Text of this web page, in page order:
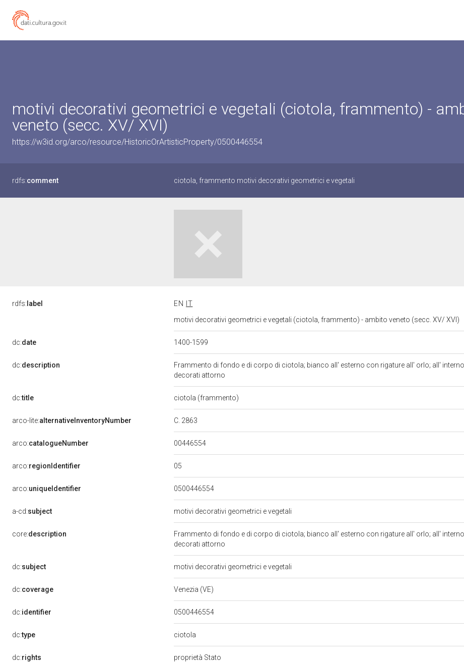
motivi decorativi geometrici e vegetali (ciotola, frammento) -
veneto (secc. XV/ XVI)
https://w3id.org/arco/resource/HistoricOrArtisticProperty/0500446554
rdfs:comment ciotola, frammento motivi decorativi geometrici e vegetali
rdfs: label EN
IT
motivi decorativi geometrici e vegetali (ciotola, frammento) - ambito veneto (secc. XV/ XVI)
dc:date 1400-1599
dc:description
Frammento di fondo e di corpo di ciotola; bianco all' esterno con rigature all' orlo; all'
decorati attorno
dc:title ciotola (frammento)
arco-lite:alternativeInventoryNumber C. 2863
arco:catalogueNumber 00446554
arco:regionIdentifier 05
arco:uniqueIdentifier 0500446554
a-cd:subject motivi decorativi geometrici e vegetali
core:description
Frammento di fondo e di corpo di ciotola; bianco all' esterno con rigature all' orlo; all'
decorati attorno
dc:subject motivi decorativi geometrici e vegetali
dc:coverage Venezia (VE)
dc:identifier 0500446554
dc:type ciotola
dc:rights proprietà Stato